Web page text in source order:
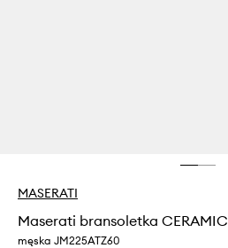
MASERATI
Maserati bransoletka CERAMIC
męska JM225ATZ60